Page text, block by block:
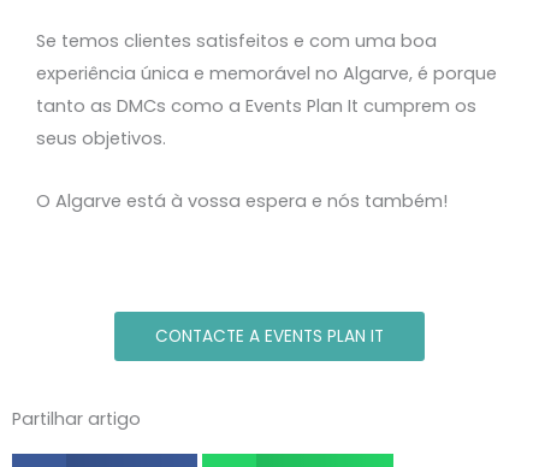
Se temos clientes satisfeitos e com uma boa
experiência única e memorável no Algarve, é porque
tanto as DMCs como a Events Plan It cumprem os
seus objetivos.
O Algarve está à vossa espera e nós também!
CONTACTE A EVENTS PLAN IT
Partilhar artigo